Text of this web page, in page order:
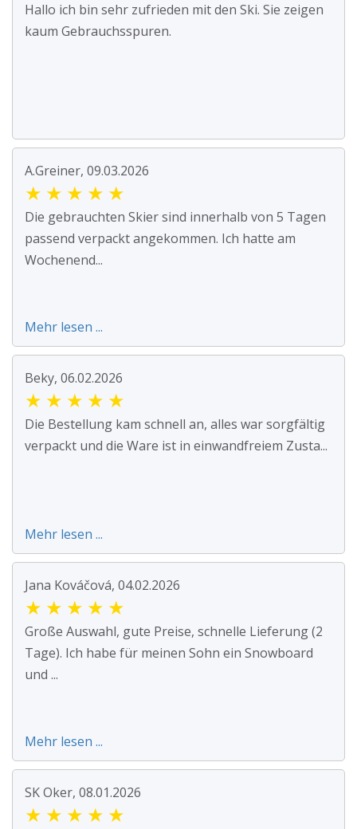
Hallo ich bin sehr zufrieden mit den Ski. Sie zeigen
kaum Gebrauchsspuren.
A.Greiner, 09.03.2026
★ ★ ★ ★ ★
Die gebrauchten Skier sind innerhalb von 5 Tagen
passend verpackt angekommen. Ich hatte am
Wochenend...
Mehr lesen ...
Beky, 06.02.2026
★ ★ ★ ★ ★
Die Bestellung kam schnell an, alles war sorgfältig
verpackt und die Ware ist in einwandfreiem Zusta...
Mehr lesen ...
Jana Kováčová, 04.02.2026
★ ★ ★ ★ ★
Große Auswahl, gute Preise, schnelle Lieferung (2
Tage). Ich habe für meinen Sohn ein Snowboard
und ...
Mehr lesen ...
SK Oker, 08.01.2026
★ ★ ★ ★ ★